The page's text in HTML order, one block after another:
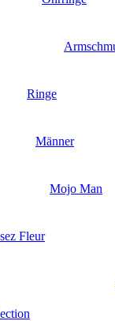
Ringe
Männer
Mojo Man
Fleur